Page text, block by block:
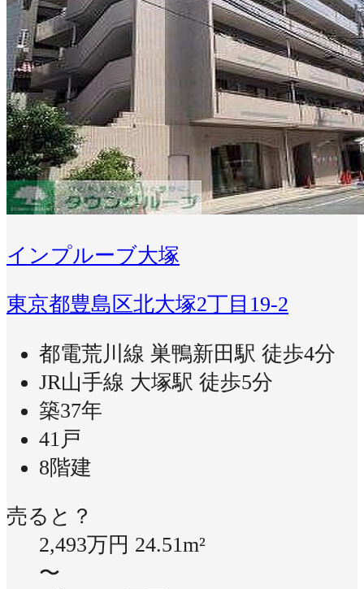
インプルーブ大塚
東京都豊島区北大塚2丁目19-2
都電荒川線 巣鴨新田駅 徒歩4分
JR山手線 大塚駅 徒歩5分
築37年
41戸
8階建
売ると？
2,493万円 24.51m²
〜